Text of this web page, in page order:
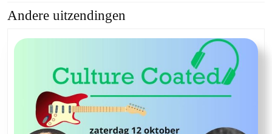
Previous
Andere uitzendingen